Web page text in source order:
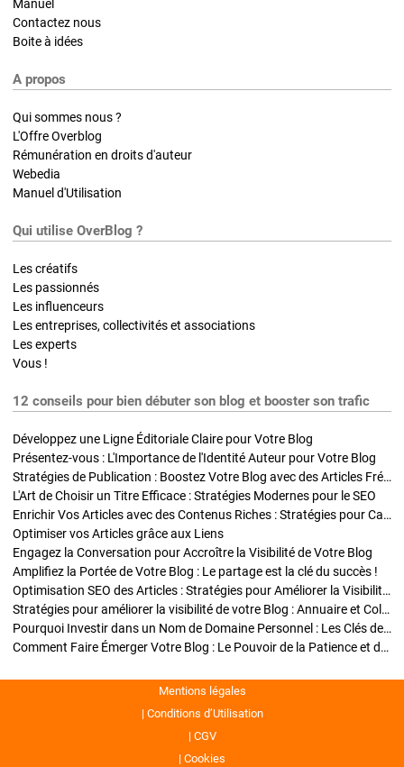
Manuel
Contactez nous
Boite à idées
A propos
Qui sommes nous ?
L'Offre Overblog
Rémunération en droits d'auteur
Webedia
Manuel d'Utilisation
Qui utilise OverBlog ?
Les créatifs
Les passionnés
Les influenceurs
Les entreprises, collectivités et associations
Les experts
Vous !
12 conseils pour bien débuter son blog et booster son trafic
Développez une Ligne Éditoriale Claire pour Votre Blog
Présentez-vous : L'Importance de l'Identité Auteur pour Votre Blog
Stratégies de Publication : Boostez Votre Blog avec des Articles Fréquents et Exclusifs
L'Art de Choisir un Titre Efficace : Stratégies Modernes pour le SEO
Enrichir Vos Articles avec des Contenus Riches : Stratégies pour Captiver et Optimiser
Optimiser vos Articles grâce aux Liens
Engagez la Conversation pour Accroître la Visibilité de Votre Blog
Amplifiez la Portée de Votre Blog : Le partage est la clé du succès !
Optimisation SEO des Articles : Stratégies pour Améliorer la Visibilité de Votre Blog
Stratégies pour améliorer la visibilité de votre Blog : Annuaire et Collaborations
Pourquoi Investir dans un Nom de Domaine Personnel : Les Clés de la Réussite de Votre Blog
Comment Faire Émerger Votre Blog : Le Pouvoir de la Patience et de la Persévérance
Mentions légales
Conditions d’Utilisation
CGV
Cookies